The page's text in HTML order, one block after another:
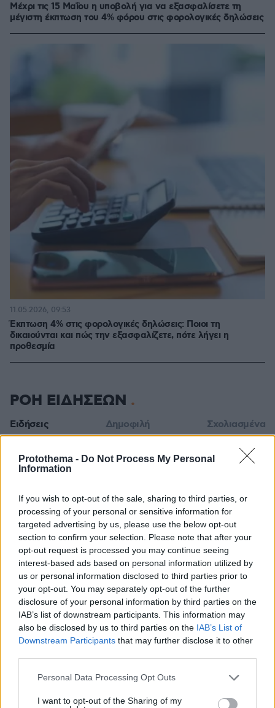
Protothema - Do Not Process My Personal
Information
If you wish to opt-out of the sale, sharing to third parties, or
processing of your personal or sensitive information for
targeted advertising by us, please use the below opt-out
section to confirm your selection. Please note that after your
opt-out request is processed you may continue seeing
interest-based ads based on personal information utilized by
us or personal information disclosed to third parties prior to
your opt-out. You may separately opt-out of the further
disclosure of your personal information by third parties on the
IAB’s list of downstream participants. This information may
also be disclosed by us to third parties on the IAB’s List of
Downstream Participants that may further disclose it to other
Please note that this website/app uses one or more Google
not limited to your visit or usage behaviour. You may click to
Personal Data Processing Opt Outs
I want to opt-out of the Sharing of my
Μέχρι τις 15 Μαΐου η υποβολή για να εξασφαλίσετε τη
μέγιστη έκπτωση του 4% φόρου στις φορολογικές δηλώσεις
Έκπτωση 4% στις φορολογικές δηλώσεις: Ποιοι τη
δικαιούνται και πώς την εξασφαλίζετε, πότε λήγει η
προθεσμία
11.05.2026, 09:53
ΡΟΗ ΕΙΔΗΣΕΩΝ
Ειδήσεις Δημοφιλή Σχολιασμένα
Υπερτροφές: Ο Νο1 καρπός που πρέπει όλοι να τρώμε –
Δάκρυσε ο Άντι Μπέρναμ για τον πατέρα του που έχει
Αλτσχάιμερ: Η αντίδρασή του όταν τον είδε να
αναλαμβάνει την πρωθυπουργία, δείτε βίντεο
πριν 13 λεπτά
Μουσακάς: Η μπεσαμέλ, τα λαχανικά και το τηγάνισμα
της μελιτζάνας, σύμφωνα με τους σεφ
πριν 18 λεπτά
Momwashing: Όταν μια επιχείρηση αγαπάει τη
μητρότητα μόνο στα λόγια αλλά όχι στα έργα
πριν 18 λεπτά
πριν 21 λεπτά
Οι ωραιότερες παραλίες της Πάρου